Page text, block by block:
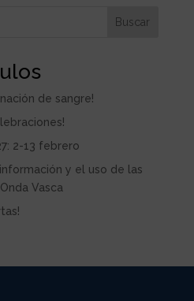
Buscar
de sangre!
2-13 febrero
y el uso de las
Vasca